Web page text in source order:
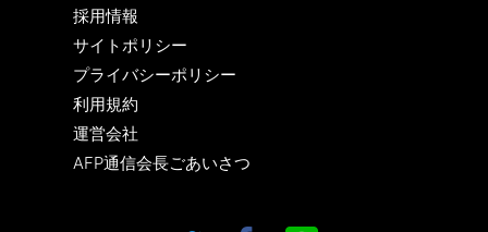
採用情報
サイトポリシー
プライバシーポリシー
利用規約
運営会社
AFP通信会長ごあいさつ